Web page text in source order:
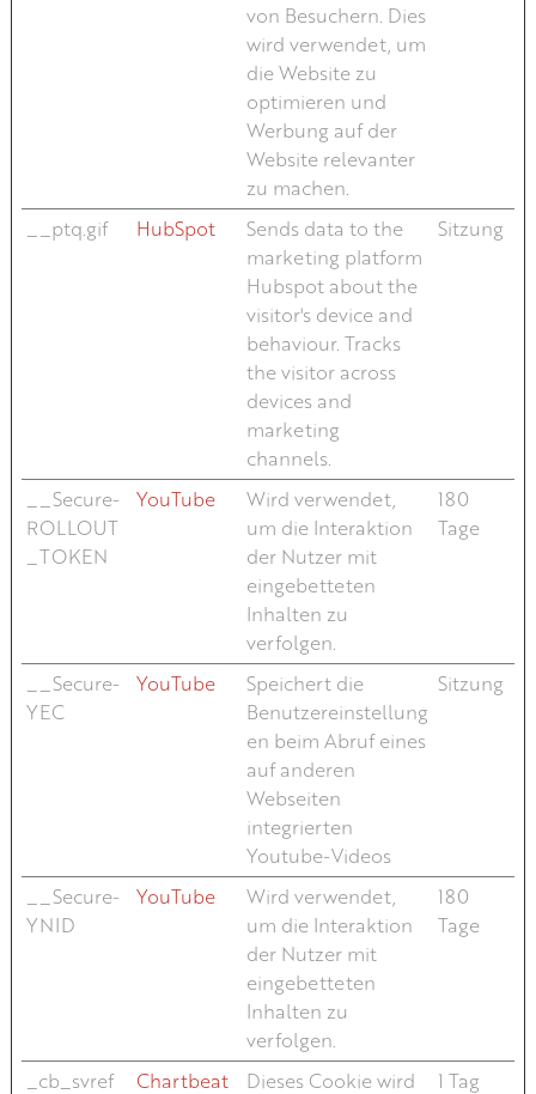
von Besuchern. Dies
wird verwendet, um
die Website zu
optimieren und
Werbung auf der
Website relevanter
zu machen.
__ptq.gif HubSpot
Sends data to the
marketing platform
Hubspot about the
visitor's device and
behaviour. Tracks
the visitor across
devices and
marketing
channels.
Sitzung
__Secure-
ROLLOUT
_TOKEN
YouTube
Wird verwendet,
um die Interaktion
der Nutzer mit
eingebetteten
Inhalten zu
verfolgen.
180
Tage
__Secure-
YEC
YouTube
Speichert die
Benutzereinstellung
en beim Abruf eines
auf anderen
Webseiten
integrierten
Youtube-Videos
Sitzung
__Secure-
YNID
YouTube
Wird verwendet,
um die Interaktion
der Nutzer mit
eingebetteten
Inhalten zu
verfolgen.
180
Tage
_cb_svref Chartbeat
Dieses Cookie wird
1 Tag